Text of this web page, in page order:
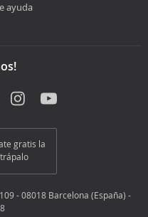
ayuda
gratis la
- 08018 Barcelona (España) -